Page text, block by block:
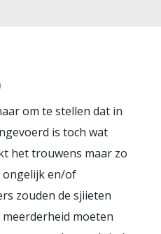
om te stellen dat in
is toch wat
het trouwens maar zo
ongelijk en/of
zouden de sjiieten
moeten